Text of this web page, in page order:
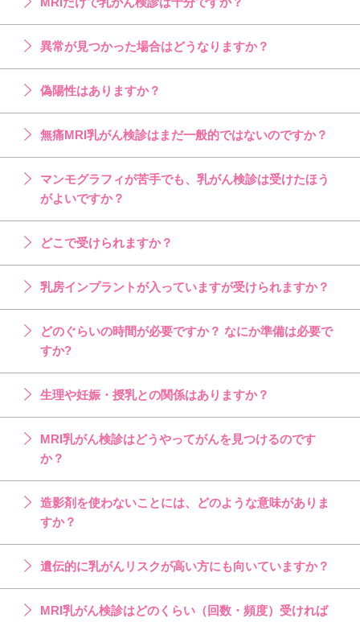
異常が見つかった場合はどうなりますか？
偽陽性はありますか？
無痛MRI乳がん検診はまだ一般的ではないのですか？
マンモグラフィが苦手でも、乳がん検診は受けたほう
がよいですか？
どこで受けられますか？
乳房インプラントが入っていますが受けられますか？
どのぐらいの時間が必要ですか？ なにか準備は必要で
すか?
生理や妊娠・授乳との関係はありますか？
MRI乳がん検診はどうやってがんを見つけるのです
か？
造影剤を使わないことには、どのような意味がありま
すか？
遺伝的に乳がんリスクが高い方にも向いていますか？
MRI乳がん検診はどのくらい（回数・頻度）受ければ